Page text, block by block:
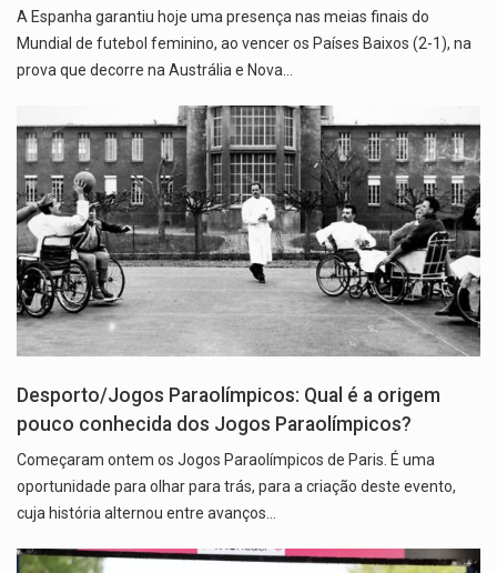
A Espanha garantiu hoje uma presença nas meias finais do
Mundial de futebol feminino, ao vencer os Países Baixos (2-1), na
prova que decorre na Austrália e Nova…
Desporto/Jogos Paraolímpicos: Qual é a origem
pouco conhecida dos Jogos Paraolímpicos?
Começaram ontem os Jogos Paraolímpicos de Paris. É uma
oportunidade para olhar para trás, para a criação deste evento,
cuja história alternou entre avanços…